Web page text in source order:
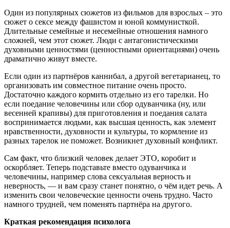
Один из популярных сюжетов из фильмов для взрослых – это
сюжет о сексе между фашистом и юной коммунисткой.
Длительные семейные и несемейные отношения намного
сложней, чем этот сюжет. Люди с антагонистическими
духовными ценностями (ценностными ориентациями) очень
драматично живут вместе.
Если один из партнёров каннибал, а другой вегетарианец, то
организовать им совместное питание очень просто.
Достаточно каждого кормить отдельно из его тарелки. Но
если поедание человечины или сбор одуванчика (ну, или
весенней крапивы) для приготовления и поедания салата
воспринимается людьми, как высшая ценность, как элемент
нравственности, духовности и культуры, то кормление из
разных тарелок не поможет. Возникнет духовный конфликт.
Сам факт, что близкий человек делает ЭТО, коробит и
оскорбляет. Теперь подставьте вместо одуванчика и
человечины, например слова сексуальная верность и
неверность, — и вам сразу станет понятно, о чём идет речь. А
изменить свои человеческие ценности очень трудно. Часто
намного трудней, чем поменять партнёра на другого.
Краткая рекомендация психолога